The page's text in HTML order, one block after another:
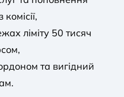
ліміту 50 тисяч
та вигідний